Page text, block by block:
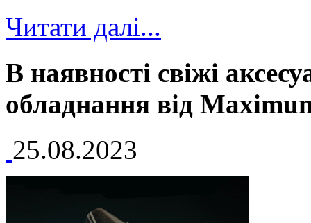
Читати далі...
В наявності свіжі
обладнання від
25.08.2023